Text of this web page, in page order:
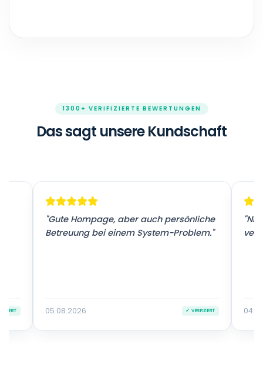
1300+ VERIFIZIERTE BEWERTUNGEN
Das sagt unsere Kundschaft
"Gute Hompage, aber auch persönliche
Betreuung bei einem System-Problem."
05.08.2026 ✓ VERIFIZIERT